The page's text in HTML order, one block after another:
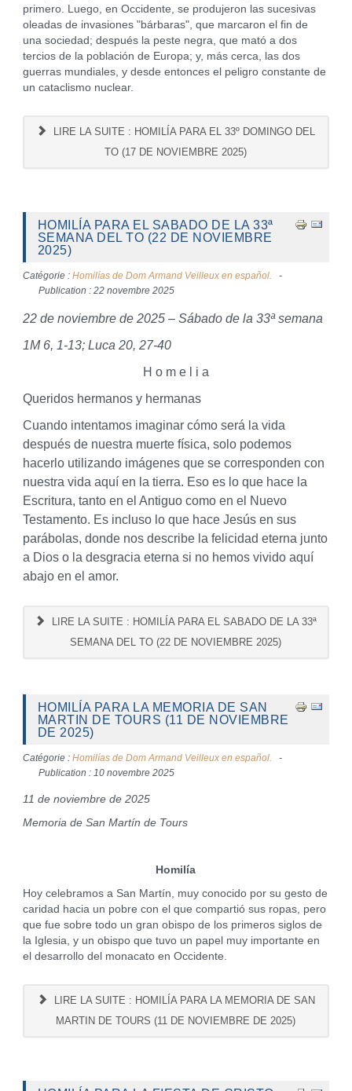
primero. Luego, en Occidente, se produjeron las sucesivas
oleadas de invasiones "bárbaras", que marcaron el fin de
una sociedad; después la peste negra, que mató a dos
tercios de la población de Europa; y, más cerca, las dos
guerras mundiales, y desde entonces el peligro constante de
un cataclismo nuclear.
LIRE LA SUITE : HOMILÍA PARA EL 33º DOMINGO DEL
TO (17 DE NOVIEMBRE 2025)
HOMILÍA PARA EL SABADO DE LA 33ª
SEMANA DEL TO (22 DE NOVIEMBRE
2025)
Catégorie : Homilías de Dom Armand Veilleux en español.
Publication : 22 novembre 2025
22 de noviembre de 2025 – Sábado de la 33ª semana
1M 6, 1-13; Luca 20, 27-40
H o m e l i a
Queridos hermanos y hermanas
Cuando intentamos imaginar cómo será la vida
después de nuestra muerte física, solo podemos
hacerlo utilizando imágenes que se corresponden con
nuestra vida aquí en la tierra. Eso es lo que hace la
Escritura, tanto en el Antiguo como en el Nuevo
Testamento. Es incluso lo que hace Jesús en sus
parábolas, donde nos describe la felicidad eterna junto
a Dios o la desgracia eterna si no hemos vivido aquí
abajo en el amor.
LIRE LA SUITE : HOMILÍA PARA EL SABADO DE LA 33ª
SEMANA DEL TO (22 DE NOVIEMBRE 2025)
HOMILÍA PARA LA MEMORIA DE SAN
MARTIN DE TOURS (11 DE NOVIEMBRE
DE 2025)
Catégorie : Homilías de Dom Armand Veilleux en español.
Publication : 10 novembre 2025
11 de noviembre de 2025
Memoria de San Martín de Tours
Homilía
Hoy celebramos a San Martín, muy conocido por su gesto de
caridad hacia un pobre con el que compartió sus ropas, pero
que fue sobre todo un gran obispo de los primeros siglos de
la Iglesia, y un obispo que tuvo un papel muy importante en
el desarrollo del monacato en Occidente.
LIRE LA SUITE : HOMILÍA PARA LA MEMORIA DE SAN
MARTIN DE TOURS (11 DE NOVIEMBRE DE 2025)